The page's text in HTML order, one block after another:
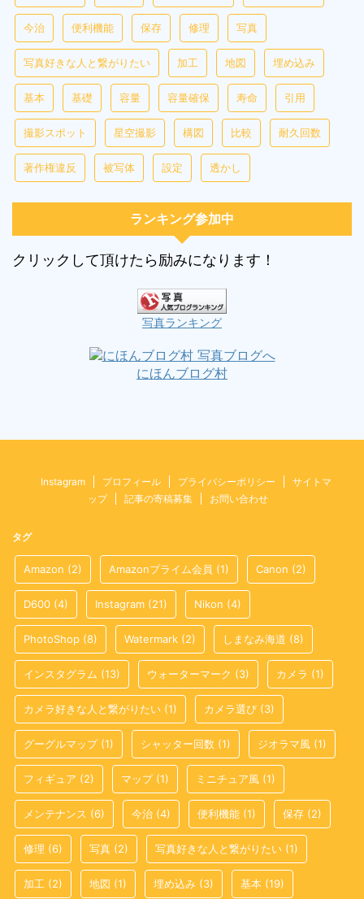
今治 便利機能 保存 修理 写真
写真好きな人と繋がりたい 加工 地図 埋め込み
基本 基礎 容量 容量確保 寿命 引用
撮影スポット 星空撮影 構図 比較 耐久回数
著作権違反 被写体 設定 透かし
ランキング参加中
クリックして頂けたら励みになります！
写真ランキング
にほんブログ村
Instagram プロフィール プライバシーポリシー
サイトマ
ップ
記事の寄稿募集 お問い合わせ
タグ
Amazon (2) Amazonプライム会員 (1) Canon (2)
D600 (4) Instagram (21) Nikon (4)
PhotoShop (8) Watermark (2) しまなみ海道 (8)
インスタグラム (13) ウォーターマーク (3) カメラ (1)
カメラ好きな人と繋がりたい (1) カメラ選び (3)
グーグルマップ(1) シャッター回数 (1) ジオラマ風 (1)
フィギュア (2) マップ(1) ミニチュア風 (1)
メンテナンス (6) 今治 (4) 便利機能 (1) 保存 (2)
修理 (6) 写真 (2) 写真好きな人と繋がりたい (1)
加工 (2) 地図 (1) 埋め込み (3) 基本 (19)